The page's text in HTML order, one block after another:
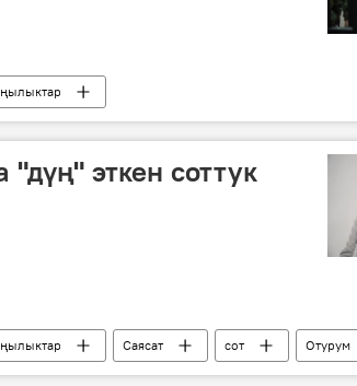
бошотууга чакырды
Азимжан Аскаров
эткен соттук
Саясат сот
Отурум